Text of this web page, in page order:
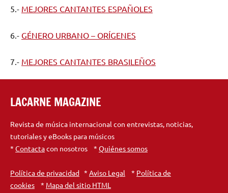
5.- MEJORES CANTANTES ESPAÑOLES
6.- GÉNERO URBANO – ORÍGENES
7.- MEJORES CANTANTES BRASILEÑOS
LACARNE MAGAZINE
Revista de música internacional con entrevistas, noticias,
tutoriales y eBooks para músicos
* Contactacon nosotros * Quiénes somos
Política de privacidad * Aviso Legal * Política de
cookies * Mapa del sitio HTML